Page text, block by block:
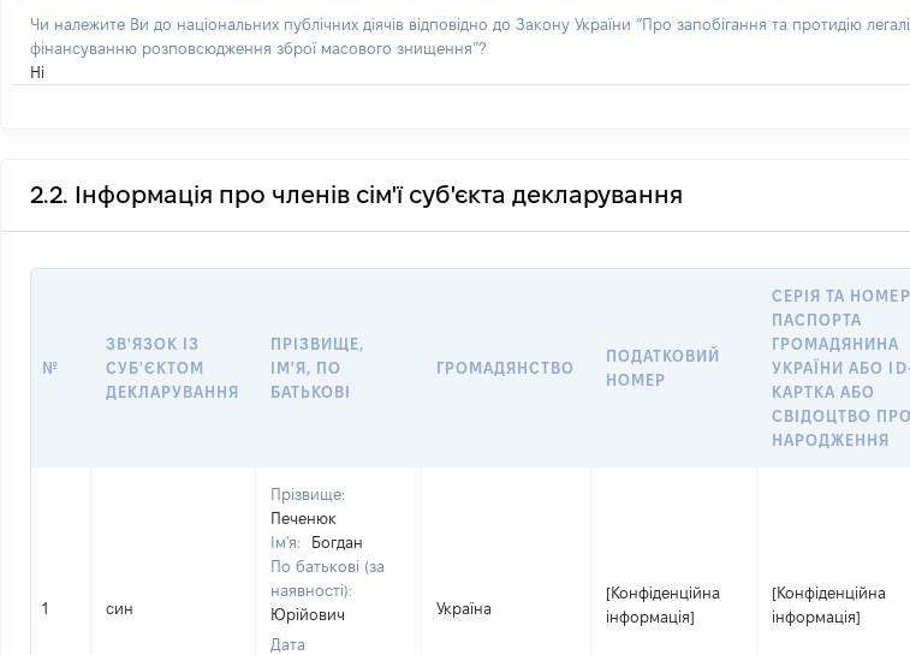
Чи належите Ви до національних публічних діячів відповідно до Закону України “Про запобігання та протидію
фінансуванню розповсюдження зброї масового знищення”?
Ні
2.2. Інформація про членів сім'ї суб'єкта декларування
№
ЗВ'ЯЗОК ІЗ
СУБ'ЄКТОМ
ДЕКЛАРУВАННЯ
ПРІЗВИЩЕ,
ІМ'Я, ПО
БАТЬКОВІ
ГРОМАДЯНСТВО
ПОДАТКОВИЙ
НОМЕР
СЕРІЯ ТА НОМЕР
ПАСПОРТА
ГРОМАДЯНИНА
УКРАЇНИ АБО
КАРТКА АБО
СВІДОЦТВО ПРО
НАРОДЖЕННЯ
1 син
Прізвище:
Печенюк
Ім'я:
Богдан
По батькові (за
наявності):
Юрійович
Дата
Україна
[Конфіденційна
інформація]
[Конфіденційна
інформація]